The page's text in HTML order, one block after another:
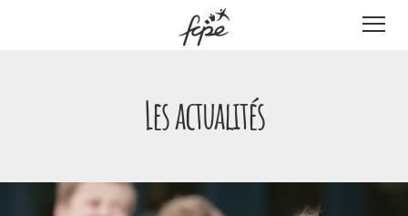
Les actualités
Panneau de gestion des cookies